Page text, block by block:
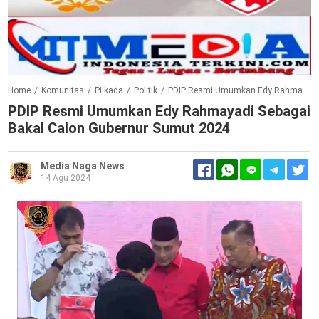
Home / Komunitas / Pilkada / Politik / PDIP Resmi Umumkan Edy Rahmayadi Sebagai Bakal Calon Gubernur Sumut 2024
PDIP Resmi Umumkan Edy Rahmayadi Sebagai
Bakal Calon Gubernur Sumut 2024
Media Naga News
14 Agu 2024